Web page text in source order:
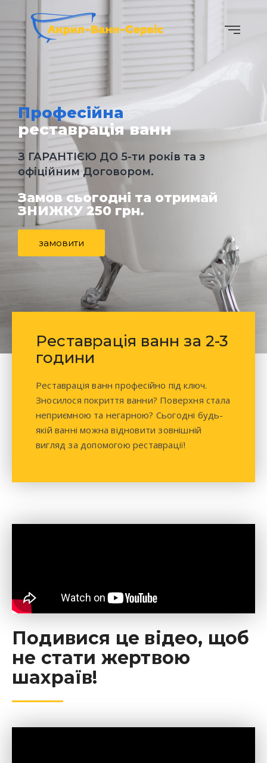
Професійна
реставрація ванн
З ГАРАНТІЄЮ ДО 5-ти років та з
офіційним Договором.
Замов сьогодні та отримай
ЗНИЖКУ 250 грн.
замовити
Реставрація ванн за 2-3
години
Реставрація ванн професійно під ключ.
Зносилося покриття ванни? Поверхня стала
неприємною та негарною? Сьогодні будь-
якій ванні можна відновити зовнішній
вигляд за допомогою реставрації!
Подивися це відео, щоб
не стати жертвою
шахраїв!